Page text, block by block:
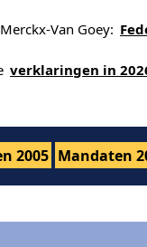
Van Goey:
verklaringen in
2005 Mandaten